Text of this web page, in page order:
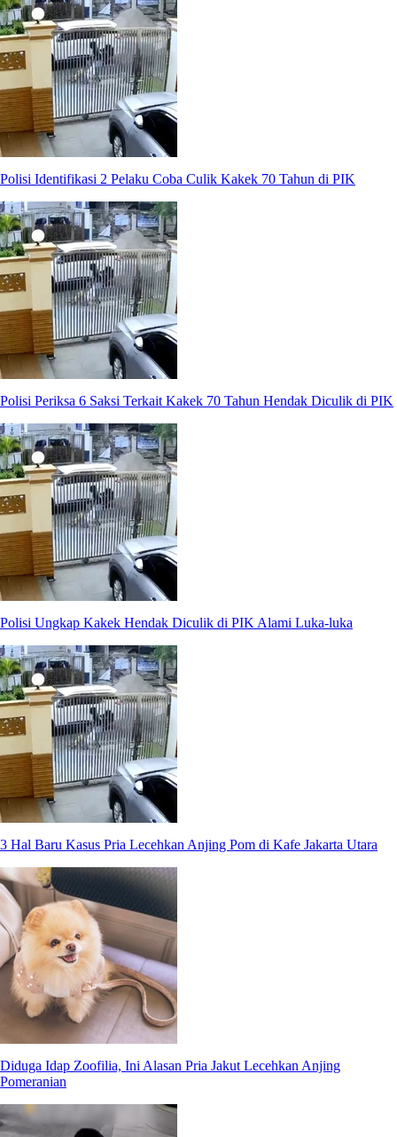
Polisi Identifikasi 2 Pelaku Coba Culik Kakek 70 Tahun di PIK
Polisi Periksa 6 Saksi Terkait Kakek 70 Tahun Hendak Diculik di PIK
Polisi Ungkap Kakek Hendak Diculik di PIK Alami Luka-luka
3 Hal Baru Kasus Pria Lecehkan Anjing Pom di Kafe Jakarta Utara
Diduga Idap Zoofilia, Ini Alasan Pria Jakut Lecehkan Anjing
Pomeranian